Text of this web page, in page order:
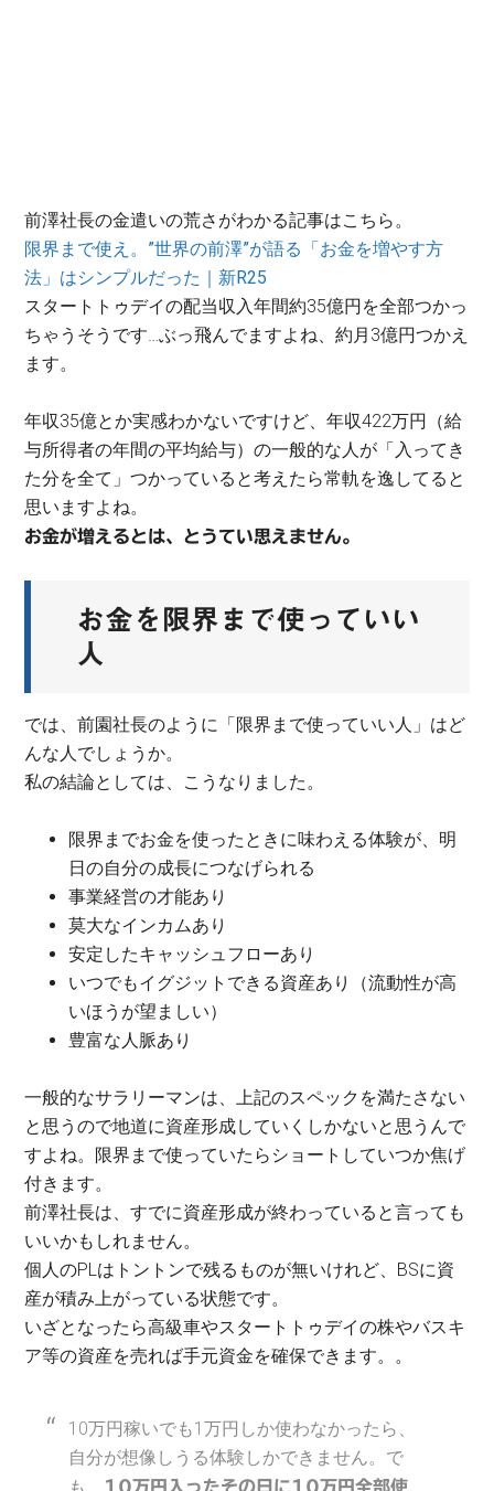
前澤社長の金遣いの荒さがわかる記事はこちら。
限界まで使え。”世界の前澤”が語る「お金を増やす方
法」はシンプルだった｜新R25
スタートトゥデイの配当収入年間約35億円を全部つかっ
ちゃうそうです…ぶっ飛んでますよね、約月3億円つかえ
ます。
年収35億とか実感わかないですけど、年収422万円（給
与所得者の年間の平均給与）の一般的な人が「入ってき
た分を全て」つかっていると考えたら常軌を逸してると
思いますよね。
お金が増えるとは、とうてい思えません。
お金を限界まで使っていい
人
では、前園社長のように「限界まで使っていい人」はど
んな人でしょうか。
私の結論としては、こうなりました。
限界までお金を使ったときに味わえる体験が、明
日の自分の成長につなげられる
事業経営の才能あり
莫大なインカムあり
安定したキャッシュフローあり
いつでもイグジットできる資産あり（流動性が高
いほうが望ましい）
豊富な人脈あり
一般的なサラリーマンは、上記のスペックを満たさない
と思うので地道に資産形成していくしかないと思うんで
すよね。限界まで使っていたらショートしていつか焦げ
付きます。
前澤社長は、すでに資産形成が終わっていると言っても
いいかもしれません。
個人のPLはトントンで残るものが無いけれど、BSに資
産が積み上がっている状態です。
いざとなったら高級車やスタートトゥデイの株やバスキ
ア等の資産を売れば手元資金を確保できます。。
10万円稼いでも1万円しか使わなかったら、
自分が想像しうる体験しかできません。で
10万円入ったその日に10万円全部使